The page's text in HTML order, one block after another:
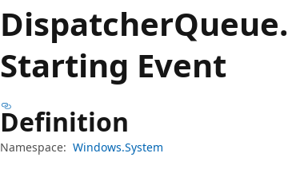
ッ
プ
に
ス
キ
プ
DispatcherQueue.
Starting Event
Definition
Namespace: Windows.System